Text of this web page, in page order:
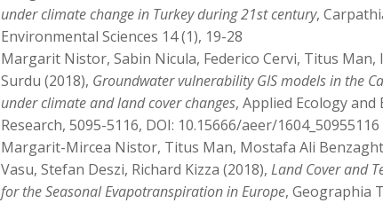
under climate change in Turkey during 21st century,
Environmental Sciences 14 (1), 19-28
Margarit Nistor, Sabin Nicula, Federico Cervi, Titus
Surdu (2018), Groundwater vulnerability GIS models in the
under climate and land cover changes, Applied Ecology
Research, 5095-5116, DOI: 10.15666/aeer/1604_50955116
Margarit-Mircea Nistor, Titus Man, Mostafa Ali
Vasu, Stefan Deszi, Richard Kizza (2018), Land Cover and
for the Seasonal Evapotranspiration in Europe, Geographia